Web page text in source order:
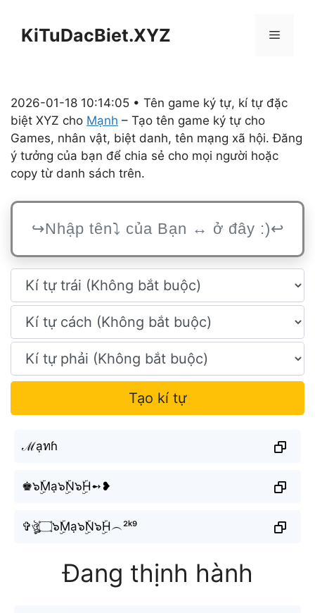
KiTuDacBiet.XYZ Menu
2026-01-18 10:14:05 • Tên game ký tự, kí tự đặc
biệt XYZ cho Mạnh – Tạo tên game ký tự cho
Games, nhân vật, biệt danh, tên mạng xã hội. Đăng
ý tưởng của bạn để chia sẻ cho mọi người hoặc
copy từ danh sách trên.
Tạo kí tự
ℳạทɦ
♚๖ۣۜMạ๖ۣۜN๖ۣۜH➻❥
✞ঔৣ۝๖ۣۜMạ๖ۣۜN๖ۣۜH︵²ᵏ⁹
Đang thịnh hành